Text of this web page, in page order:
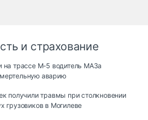
и страхование
на трассе М-5 водитель МАЗа
аварию
получили травмы при столкновении
грузовиков в Могилеве